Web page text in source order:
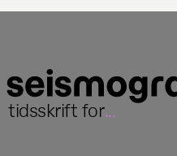
tidsskrift for...